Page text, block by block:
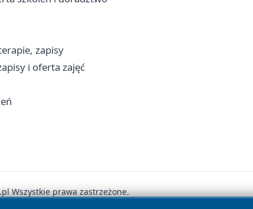
zapisy
i oferta zajęć
Wszystkie prawa zastrzeżone.